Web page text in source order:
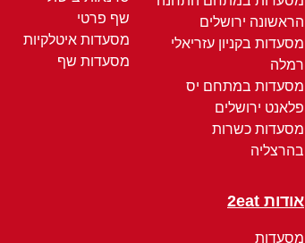
הראשונה ירושלים
מסעדות בקניון עזריאלי
רמלה
מסעדות במתחם יס
פלאנט ירושלים
מסעדות כשרות
בהרצליה
שף פרטי
מסעדות איטלקיות
מסעדות שף
אודות 2eat
מסעדות